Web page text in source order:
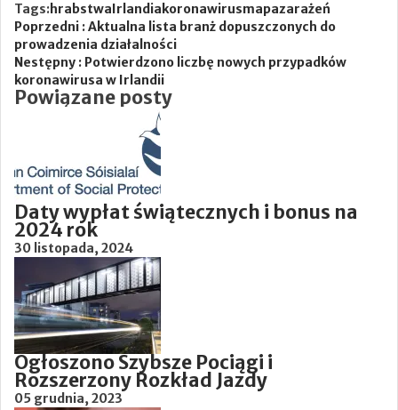
Tags:hrabstwaIrlandia koronawirusmapazarażeń
Poprzedni :Aktualna lista branż dopuszczonych do
prowadzenia działalności
Nestępny : Potwierdzono liczbę nowych przypadków
koronawirusa w Irlandii
Powiązane posty
Daty wypłat świątecznych i bonus na
2024 rok
30 listopada, 2024
Ogłoszono Szybsze Pociągi i
Rozszerzony Rozkład Jazdy
05 grudnia, 2023